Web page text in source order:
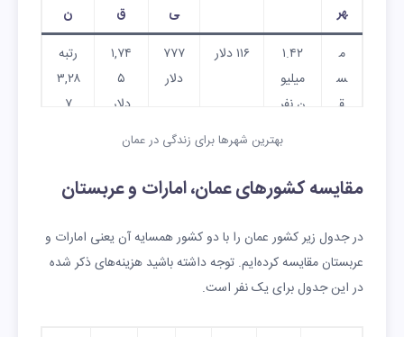
هر
ی
ق
ن
م
س
ق
۱.۴۲
میلیو
ن نفر
۱۱۶ دلار
۷۷۷
دلار
۱,۷۴
۵
دلار
رتبه
۳,۲۸
۷
ی
۰۰ نفر
۲
۳
۵,۹
ص
لال
۱۷۸,۰
۰۰ نفر
۴۶ دلار
۸۲۲
۱,۵۳۱
رتبه
بهترین شهرها برای زندگی در عمان
مقایسه کشورهای عمان، امارات و عربستان
در جدول زیر کشور عمان را با دو کشور همسایه آن یعنی امارات و
عربستان مقایسه کرده‌ایم. توجه داشته باشید هزینه‌های ذکر شده
در این جدول برای یک نفر است.